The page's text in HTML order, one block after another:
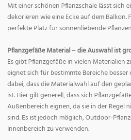
Mit einer schönen Pflanzschale lässt sich
dekorieren wie eine Ecke auf dem Balkon.
perfekte Platz für sonnenliebende
Pflanzgefäße Material – die Auswahl ist
Es gibt Pflanzgefäße in vielen Materialien
eignet sich für bestimmte Bereiche
dabei, dass die Materialwahl auf den
ist. Hier gilt generell, dass sich
Außenbereich eignen, da sie in der
sind. Es ist jedoch möglich, Outdoor-
Innenbereich zu verwenden.